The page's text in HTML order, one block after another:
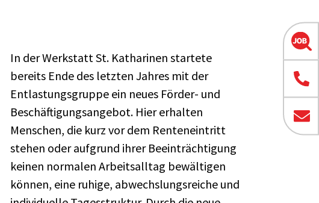
In der Werkstatt St. Katharinen startete
bereits Ende des letzten Jahres mit der
Entlastungsgruppe ein neues Förder- und
Beschäftigungsangebot. Hier erhalten
Menschen, die kurz vor dem Renteneintritt
stehen oder aufgrund ihrer Beeinträchtigung
keinen normalen Arbeitsalltag bewältigen
können, eine ruhige, abwechslungsreiche und